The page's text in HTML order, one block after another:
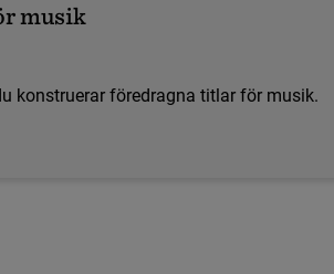
rmusik
u konstruerar föredragna titlar för musik.